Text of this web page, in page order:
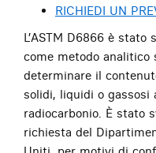
RICHIEDI UN
L’ASTM D6866 è
come metodo analitico
determinare il
solidi, liquidi o gassosi
radiocarbonio. È stato
richiesta del